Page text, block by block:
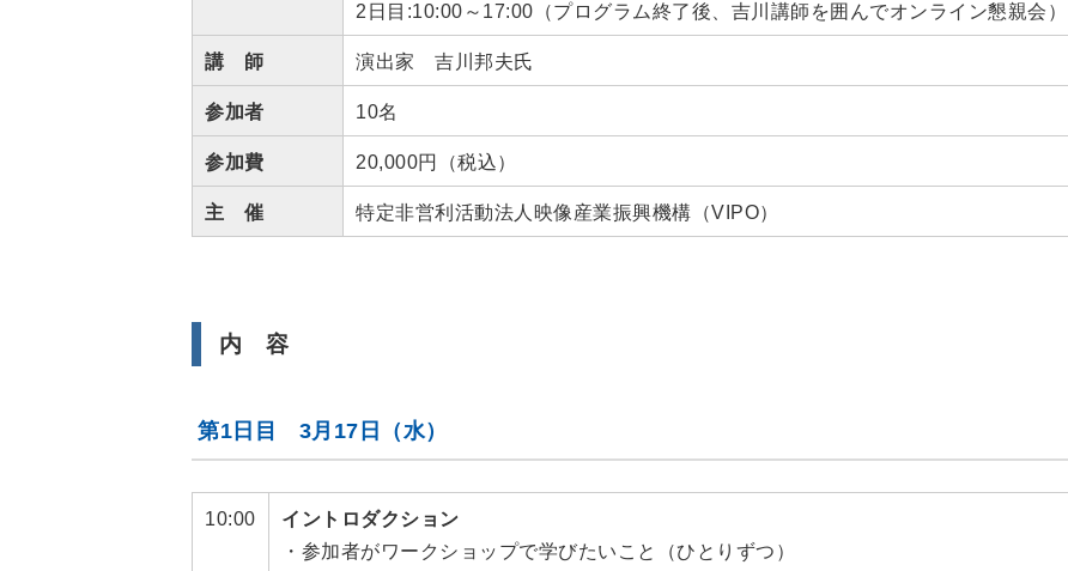
2日目:10:00～17:00（プログラム終了後、吉川講師を囲んでオンライン懇親会）
講 師 演出家 吉川邦夫氏
参加者 10名
参加費 20,000円（税込）
主 催 特定非営利活動法人映像産業振興機構（VIPO）
内 容
第1日目 3月17日（水）
10:00
イントロダクション
・参加者がワークショップで学びたいこと（ひとりずつ）